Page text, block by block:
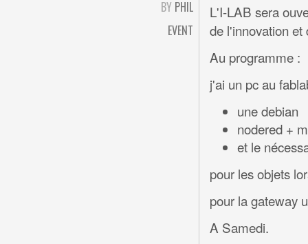
BY PHIL
EVENT
L'I-LAB sera
de l'innovation
Au programme :
j'ai un pc au
une debian
nodered +
et le
pour les objets
pour la gateway
A Samedi.